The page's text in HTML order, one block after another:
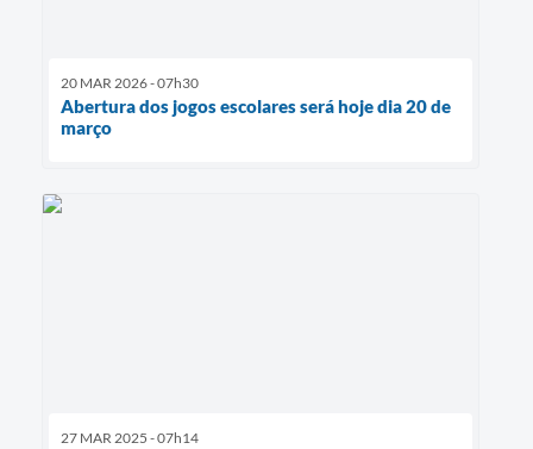
20 MAR 2026 - 07h30
Abertura dos jogos escolares será hoje dia 20 de
março
27 MAR 2025 - 07h14